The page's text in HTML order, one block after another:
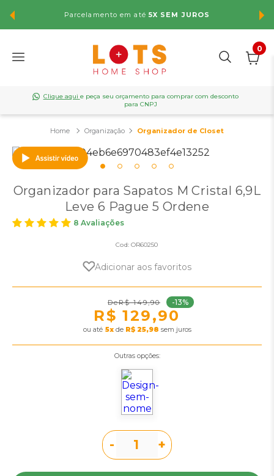
Parcelamento em até 5X SEM JUROS
0
Clique aqui e peça seu orçamento para comprar com desconto
para CNPJ
Organização Organizador de Closet
Organizador para Sapatos M Cristal 6,9L
Leve 6 Pague 5 Ordene
8 Avaliações
Cod: OR60250
Adicionar aos favoritos
R$ 149,90 -13%
R$ 129,90
ou 5xde R$ 25,98 sem juros
Outras opções:
- +